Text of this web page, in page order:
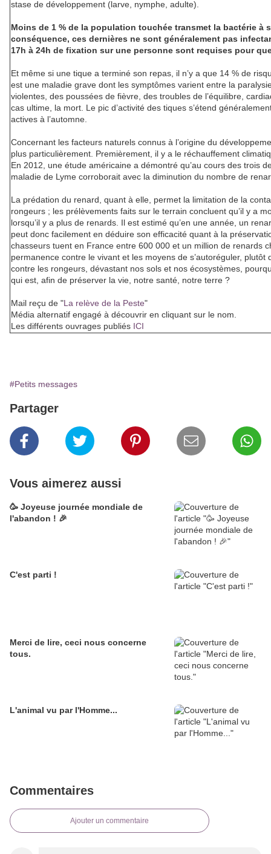
stase de développement (larve, nymphe, adulte).
Moins de 1 % de la population touchée transmet la bactérie à
conséquence, ces dernières ne sont généralement pas
17h à 24h de fixation sur une personne sont requises pour
Et même si une tique a terminé son repas, il n’y a que 14 % de
est une maladie grave dont les symptômes varient entre la
violentes, des poussées de fièvre, des troubles de l’équilibre,
cas ultime, la mort. Le pic d’activité des tiques s’étend
actives à l’automne.
Concernant les facteurs naturels connus à l’origine du
plus particulièrement. Premièrement, il y a le réchauffement
En 2012, une étude américaine a démontré qu’au cours des trois
maladie de Lyme corroborait avec la diminution du nombre de
La prédation du renard, quant à elle, permet la limitation de la
rongeurs ; les prélèvements faits sur le terrain concluent qu’il y a
lorsqu’il y a plus de renards. Il est estimé qu’en une année, un
peut donc facilement en déduire son efficacité quant à la
chasseurs tuent en France entre 600 000 et un million de renards
permanence contre le vivant et les moyens de s’autoréguler, plutôt
contre les rongeurs, dévastant nos sols et nos écosystèmes,
qui est, afin de préserver la vie, notre santé, notre terre ?
Mail reçu de "La relève de la Peste"
Média alternatif engagé à découvrir en cliquant sur le nom.
Les différents ouvrages publiés ICI
#Petits messages
Partager
Vous aimerez aussi
🥳 Joyeuse journée mondiale de
l'abandon ! 🎉
C'est parti !
Merci de lire, ceci nous concerne
tous.
L'animal vu par l'Homme...
Commentaires
Ajouter un commentaire